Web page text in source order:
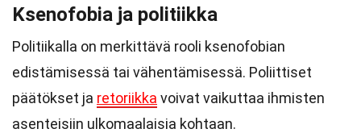
Ksenofobia ja politiikka
Politiikalla on merkittävä rooli ksenofobian
edistämisessä tai vähentämisessä. Poliittiset
päätökset ja retoriikka voivat vaikuttaa ihmisten
asenteisiin ulkomaalaisia kohtaan.